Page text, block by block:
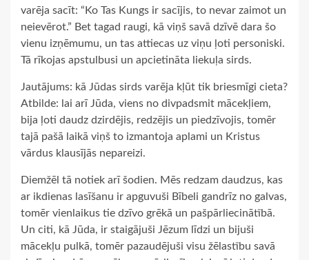
varēja sacīt: “Ko Tas Kungs ir sacījis, to nevar zaimot un
neievērot.” Bet tagad raugi, kā viņš savā dzīvē dara šo
vienu izņēmumu, un tas attiecas uz viņu ļoti personiski.
Tā rīkojas apstulbusi un apcietināta liekuļa sirds.
Jautājums: kā Jūdas sirds varēja kļūt tik briesmīgi cieta?
Atbilde: lai arī Jūda, viens no divpadsmit mācekļiem,
bija ļoti daudz dzirdējis, redzējis un piedzīvojis, tomēr
tajā pašā laikā viņš to izmantoja aplami un Kristus
vārdus klausījās nepareizi.
Diemžēl tā notiek arī šodien. Mēs redzam daudzus, kas
ar ikdienas lasīšanu ir apguvuši Bībeli gandrīz no galvas,
tomēr vienlaikus tie dzīvo grēkā un pašpārliecinātībā.
Un citi, kā Jūda, ir staigājuši Jēzum līdzi un bijuši
mācekļu pulkā, tomēr pazaudējuši visu žēlastību savā